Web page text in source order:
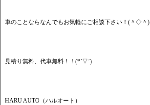
車のことならなんでもお気軽にご相談下さい！(＾◇＾)
見積り無料、代車無料！！(*’▽’)
HARU AUTO（ハルオート）